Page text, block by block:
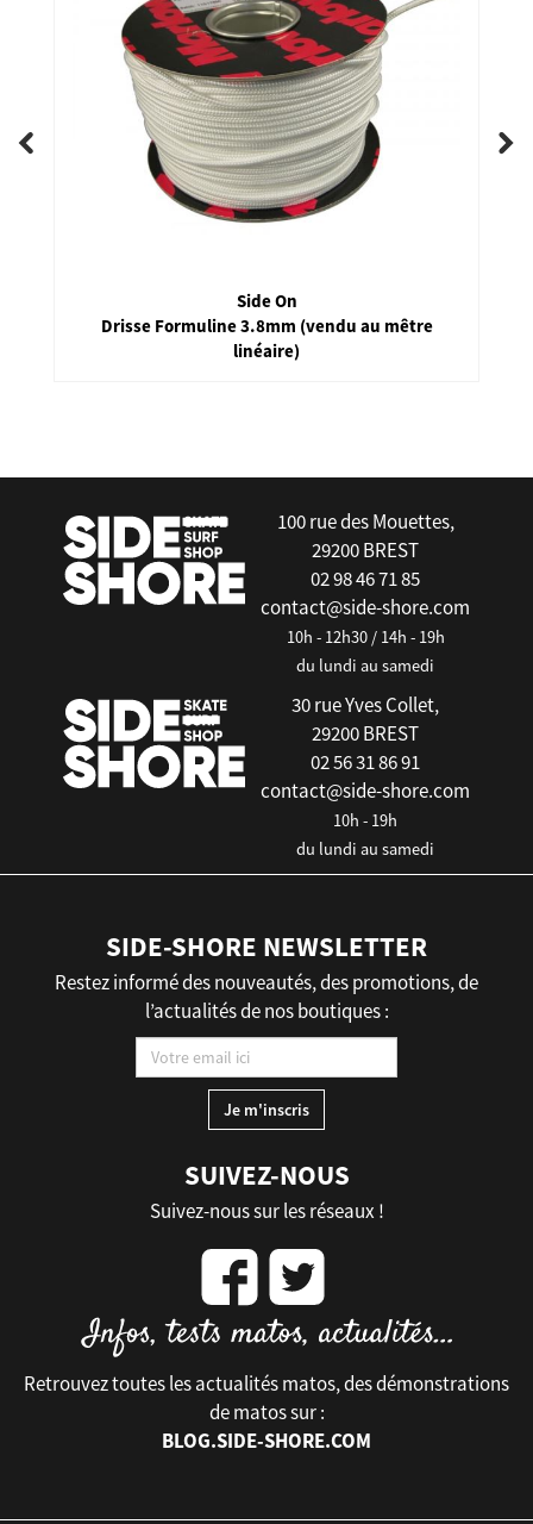
Side On
Drisse Formuline 3.8mm (vendu au mêtre
linéaire)
100 rue des Mouettes,
29200 BREST
02 98 46 71 85
contact@side-shore.com
10h - 12h30 / 14h - 19h
du lundi au samedi
30 rue Yves Collet,
29200 BREST
02 56 31 86 91
contact@side-shore.com
10h - 19h
du lundi au samedi
SIDE-SHORE NEWSLETTER
Restez informé des nouveautés, des promotions, de
l’actualités de nos boutiques :
SUIVEZ-NOUS
Suivez-nous sur les réseaux !
Retrouvez toutes les actualités matos, des démonstrations
de matos sur :
BLOG.SIDE-SHORE.COM